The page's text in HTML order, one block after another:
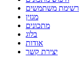
רשימת משתמשים
מגזין
מתכונים
בלוג
אודות
יצירת קשר